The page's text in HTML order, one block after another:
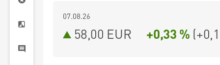
07.08.26
58,00 EUR +0,33 % (